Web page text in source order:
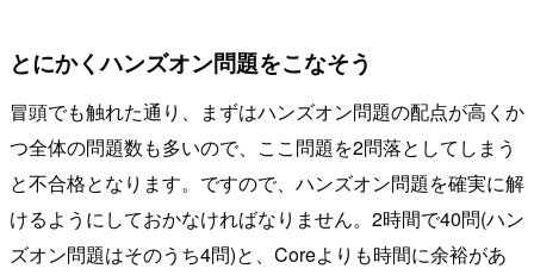
とにかくハンズオン問題をこなそう
冒頭でも触れた通り、まずはハンズオン問題の配点が高くか
つ全体の問題数も多いので、ここ問題を2問落としてしまう
と不合格となります。ですので、ハンズオン問題を確実に解
けるようにしておかなければなりません。2時間で40問(ハン
ズオン問題はそのうち4問)と、Coreよりも時間に余裕があ